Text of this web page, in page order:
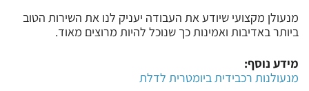
מנעולן מקצועי שיודע את העבודה יעניק לנו את השירות הטוב
ביותר באדיבות ואמינות כך שנוכל להיות מרוצים מאוד.
מידע נוסף:
מנעולנות רכבידית ביומטרית לדלת